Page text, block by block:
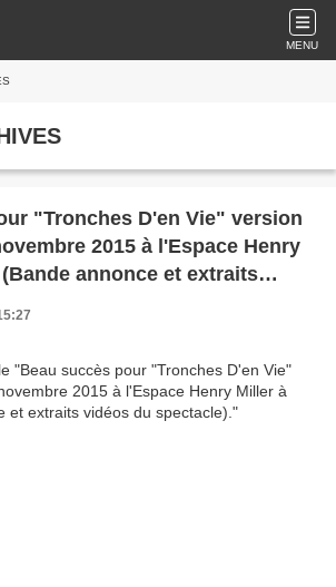
MENU
"Tronches D'en Vie" version
2015 à l'Espace Henry
annonce et extraits